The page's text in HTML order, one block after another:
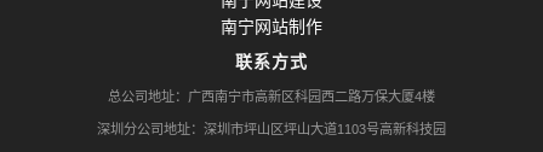
南宁网站制作
联系方式
总公司地址：广西南宁市高新区科园西二路万保大厦4楼
深圳分公司地址：深圳市坪山区坪山大道1103号高新科技园